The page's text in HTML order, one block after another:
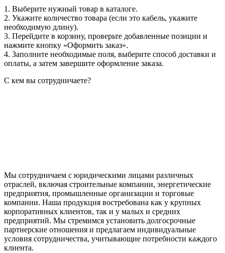
1. Выберите нужный товар в каталоге.
2. Укажите количество товара (если это кабель, укажите
необходимую длину).
3. Перейдите в корзину, проверьте добавленные позиции и
нажмите кнопку «Оформить заказ».
4. Заполните необходимые поля, выберите способ доставки и
оплаты, а затем завершите оформление заказа.
С кем вы сотрудничаете?
Мы сотрудничаем с юридическими лицами различных
отраслей, включая строительные компании, энергетические
предприятия, промышленные организации и торговые
компании. Наша продукция востребована как у крупных
корпоративных клиентов, так и у малых и средних
предприятий. Мы стремимся установить долгосрочные
партнерские отношения и предлагаем индивидуальные
условия сотрудничества, учитывающие потребности каждого
клиента.